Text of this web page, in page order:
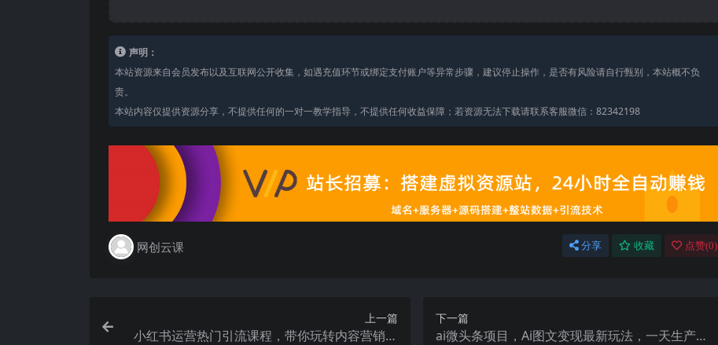
声明：
本站资源来自会员发布以及互联网公开收集，如遇充值环节或绑定支付账户等异常步骤，建议停止操作，是否有风险请自行甄别，本站概不负
责。
本站内容仅提供资源分享，不提供任何的一对一教学指导，不提供任何收益保障；若资源无法下载请联系客服微信：82342198
网创云课 分享 收藏 点赞(0)
上一篇
小红书运营热门引流课程，带你玩转内容营销，
下一篇
ai微头条项目，Ai图文变现最新玩法，一天生产